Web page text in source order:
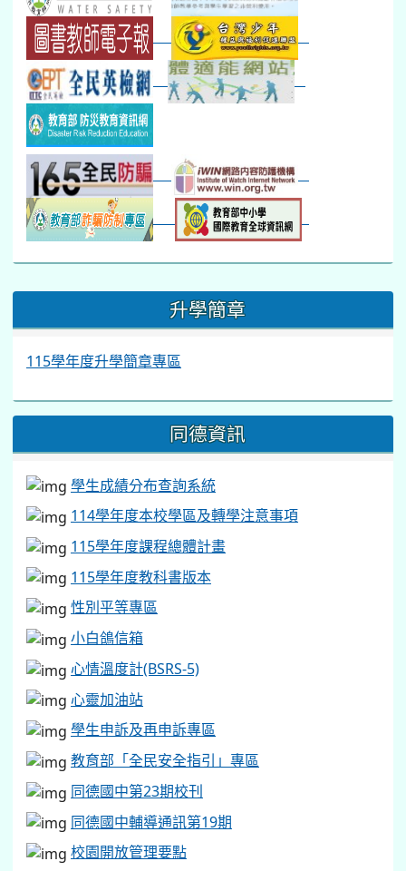
::: 升學簡章
115學年度升學簡章專區
同德資訊
學生成績分布查詢系統
114學年度本校學區及轉學注意事項
115學年度課程總體計畫
115學年度教科書版本
性別平等專區
小白鴿信箱
心情溫度計(BSRS-5)
心靈加油站
學生申訴及再申訴專區
教育部「全民安全指引」專區
同德國中第23期校刊
同德國中輔導通訊第19期
校園開放管理要點